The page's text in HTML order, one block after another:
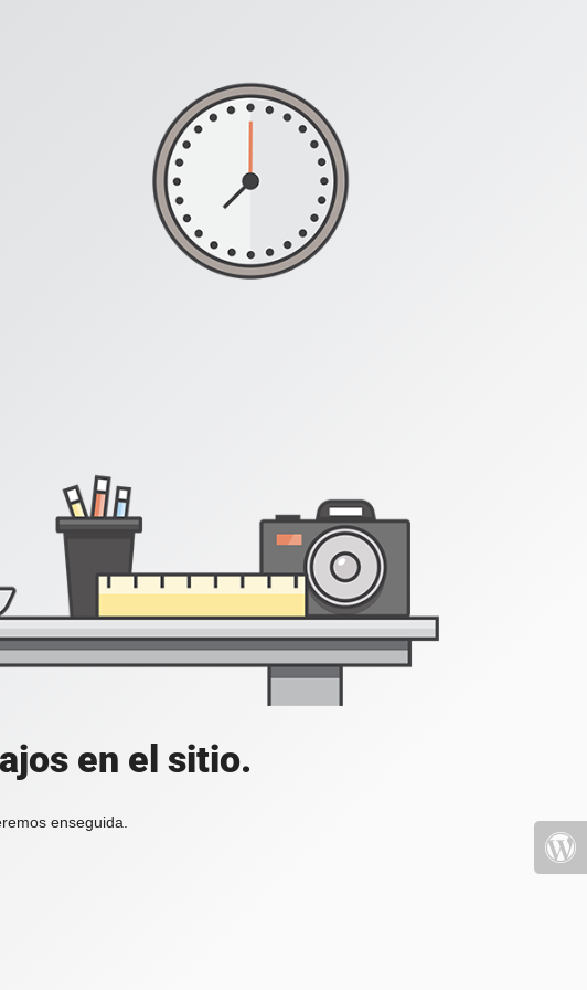
en el sitio.
enseguida.